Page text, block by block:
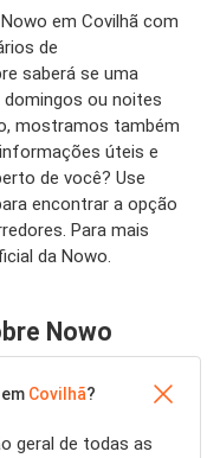
em Covilhã com
de
saberá se uma
ou noites
mostramos também
úteis e
de você? Use
encontrar a opção
Para mais
da Nowo.
Nowo
Covilhã?
geral de todas as